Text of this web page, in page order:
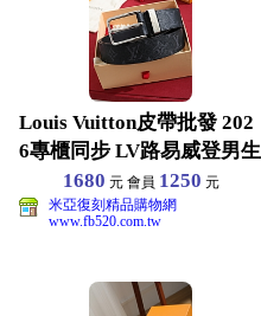
Louis Vuitton皮帶批發 202
6專櫃同步 LV路易威登男生
1680 元 會員 1250 元
米亞復刻精品購物網
www.fb520.com.tw